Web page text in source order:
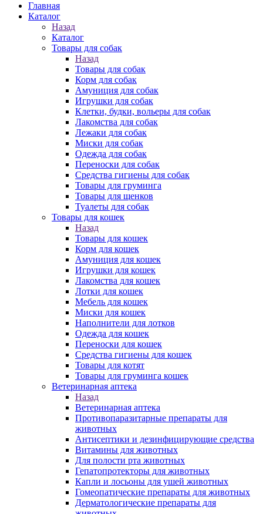
Главная
Каталог
Назад
Каталог
Товары для собак
Назад
Товары для собак
Корм для собак
Амуниция для собак
Игрушки для собак
Клетки, будки, вольеры для собак
Лакомства для собак
Лежаки для собак
Миски для собак
Одежда для собак
Переноски для собак
Средства гигиены для собак
Товары для груминга
Товары для щенков
Туалеты для собак
Товары для кошек
Назад
Товары для кошек
Корм для кошек
Амуниция для кошек
Игрушки для кошек
Лакомства для кошек
Лотки для кошек
Мебель для кошек
Миски для кошек
Наполнители для лотков
Одежда для кошек
Переноски для кошек
Средства гигиены для кошек
Товары для котят
Товары для груминга кошек
Ветеринарная аптека
Назад
Ветеринарная аптека
Противопаразитарные препараты для
животных
Антисептики и дезинфицирующие средства
Витамины для животных
Для полости рта животных
Гепатопротекторы для животных
Капли и лосьоны для ушей животных
Гомеопатические препараты для животных
Дерматологические препараты для